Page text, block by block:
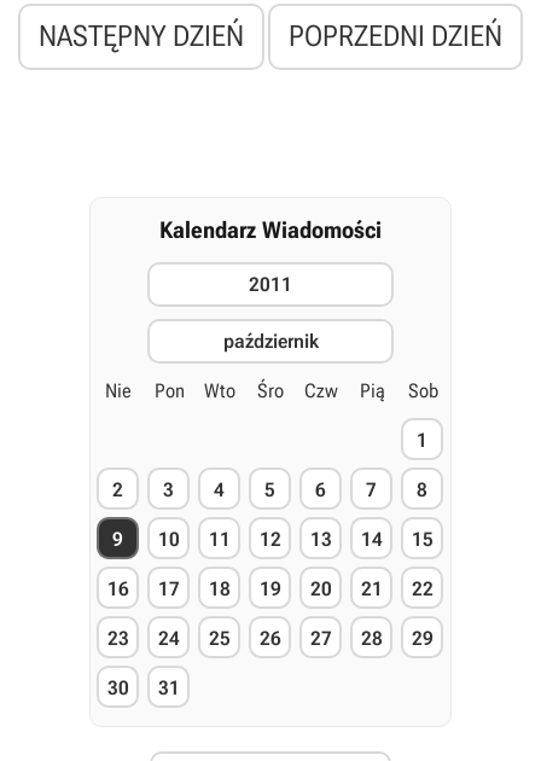
NASTĘPNY DZIEŃ POPRZEDNI DZIEŃ
Kalendarz Wiadomości
2011
październik
Nie Pon Wto Śro Czw Pią Sob
1
2 3 4 5 6 7 8
9 10 11 12 13 14 15
16 17 18 19 20 21 22
23 24 25 26 27 28 29
30 31